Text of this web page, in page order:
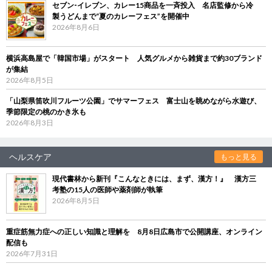
セブン‐イレブン、カレー15商品を一斉投入 名店監修から冷
製うどんまで“夏のカレーフェス”を開催中
2026年8月6日
横浜高島屋で「韓国市場」がスタート 人気グルメから雑貨まで約30ブランド
が集結
2026年8月5日
「山梨県笛吹川フルーツ公園」でサマーフェス 富士山を眺めながら水遊び、
季節限定の桃のかき氷も
2026年8月3日
ヘルスケア もっと見る
現代書林から新刊『こんなときには、まず、漢方！』 漢方三
考塾の15人の医師や薬剤師が執筆
2026年8月5日
重症筋無力症への正しい知識と理解を 8月8日広島市で公開講座、オンライン
配信も
2026年7月31日